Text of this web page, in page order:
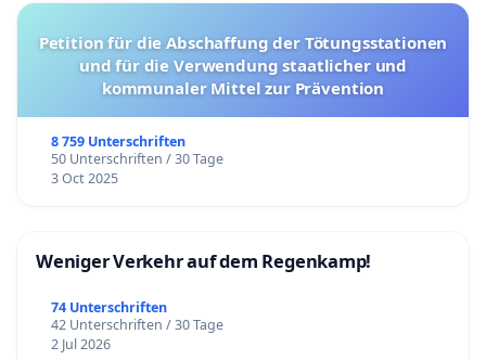
Petition für die Abschaffung der Tötungsstationen
und für die Verwendung staatlicher und
kommunaler Mittel zur Prävention
8 759 Unterschriften
50 Unterschriften / 30 Tage
3 Oct 2025
Weniger Verkehr auf dem Regenkamp!
74 Unterschriften
42 Unterschriften / 30 Tage
2 Jul 2026